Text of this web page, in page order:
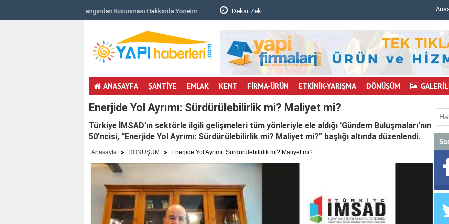
Dekar Zekeriyaköy Proje Detayları ve Konumu..
ANASAYFA ŞANTİYE EMLAK KENT FİRMA-ÜRÜN ETKİNİK-YARIŞMA DÖNÜŞÜM
Enerjide Yol Ayrımı: Sürdürülebilirlik mi? Maliyet mi?
Türkiye İMSAD’ın sektörle ilgili gelişmeleri tüm yönleriyle ele aldığı ‘Gündem Buluşmaları’nın
50’ncisi, “Enerjide Yol Ayrımı: Sürdürülebilirlik mi? Maliyet mi?” başlığı altında düzenlendi.
Anasayfa DÖNÜŞÜM Enerjide Yol Ayrımı: Sürdürülebilirlik mi? Maliyet mi?